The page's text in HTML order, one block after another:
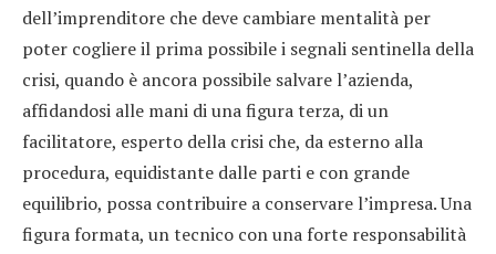
dell’imprenditore che deve cambiare mentalità per
poter cogliere il prima possibile i segnali sentinella della
crisi, quando è ancora possibile salvare l’azienda,
affidandosi alle mani di una figura terza, di un
facilitatore, esperto della crisi che, da esterno alla
procedura, equidistante dalle parti e con grande
equilibrio, possa contribuire a conservare l’impresa. Una
figura formata, un tecnico con una forte responsabilità